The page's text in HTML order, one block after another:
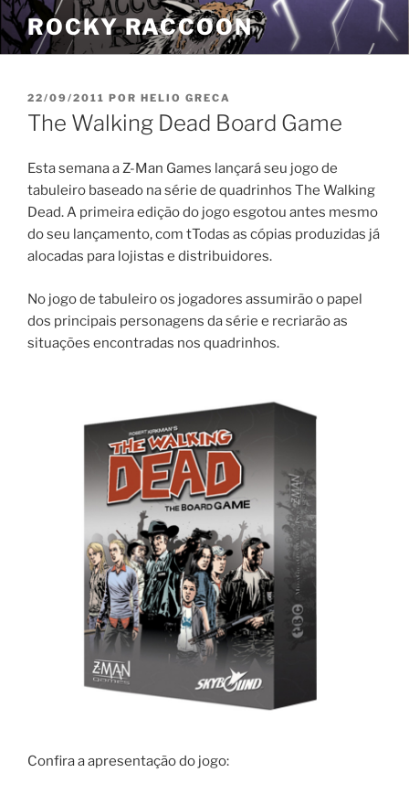
Pular
para
o
ROCKY RACCOON
PUBLICADO
EM
22/09/2011 POR HELIO GRECA
The Walking Dead Board Game
Esta semana a Z-Man Games lançará seu jogo de
tabuleiro baseado na série de quadrinhos The Walking
Dead. A primeira edição do jogo esgotou antes mesmo
do seu lançamento, com tTodas as cópias produzidas já
alocadas para lojistas e distribuidores.
No jogo de tabuleiro os jogadores assumirão o papel
dos principais personagens da série e recriarão as
situações encontradas nos quadrinhos.
Confira a apresentação do jogo: